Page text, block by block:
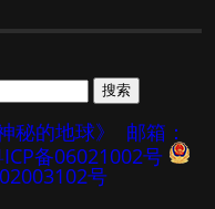
的地球》
邮箱：
备06021002号
号